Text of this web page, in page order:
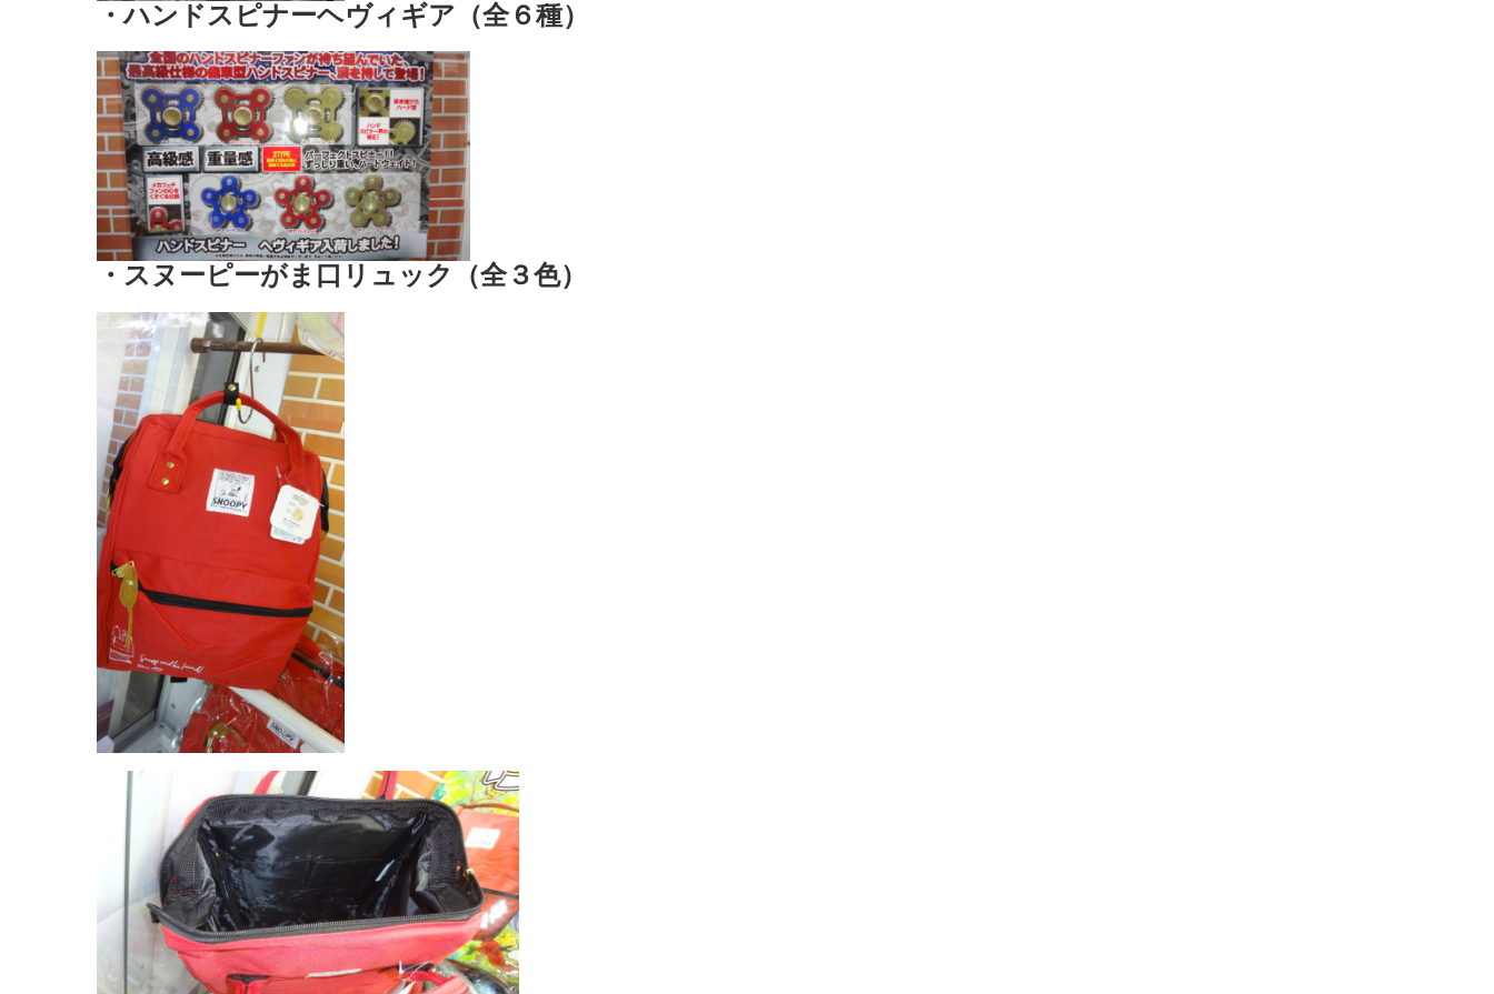
・ハンドスピナーヘヴィギア（全６種）
・スヌーピーがま口リュック（全３色）